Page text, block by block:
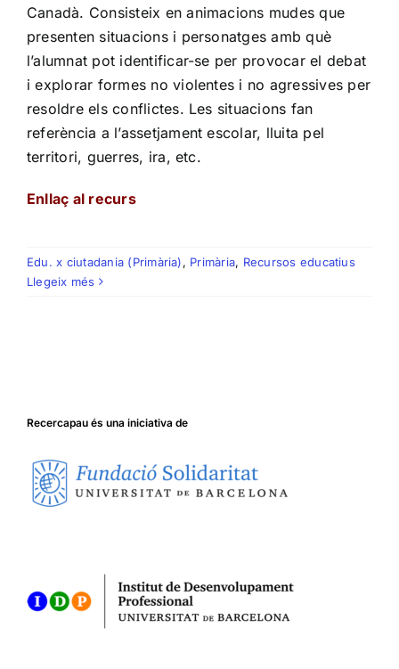
Canadà. Consisteix en animacions mudes que
presenten situacions i personatges amb què
l’alumnat pot identificar-se per provocar el debat
i explorar formes no violentes i no agressives per
resoldre els conflictes. Les situacions fan
referència a l’assetjament escolar, lluita pel
territori, guerres, ira, etc.
Enllaç al recurs
Edu. x ciutadania (Primària), Primària, Recursos educatius
Llegeix més
Recercapau és una iniciativa de